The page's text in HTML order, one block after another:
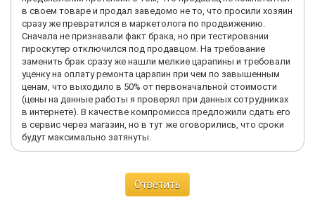
в своем товаре и продал заведомо не то, что просили хозяин
сразу же превратился в маркетолога по продвижению.
Сначала не признавали факт брака, но при тестировании
гироскутер отключился под продавцом. На требование
заменить брак сразу же нашли мелкие царапины и требовали
уценку на оплату ремонта царапин при чем по завышенным
ценам, что выходило в 50% от первоначальной стоимости
(цены на данные работы я проверял при данных сотрудниках
в интернете). В качестве компромисса предложили сдать его
в сервис через магазин, но в тут же оговорились, что сроки
будут максимально затянуты.
Ответить